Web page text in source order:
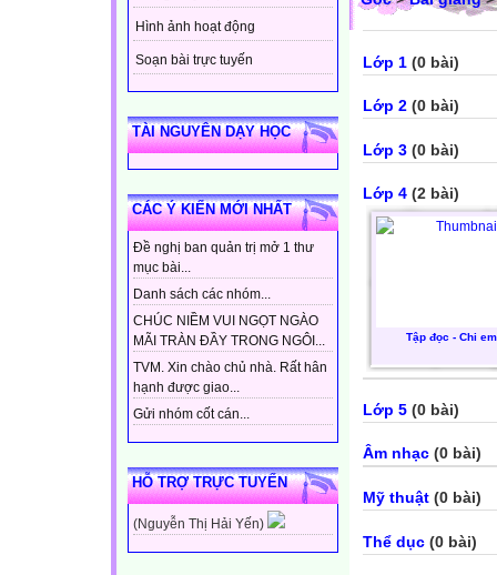
Hình ảnh hoạt động
Soạn bài trực tuyến
TÀI NGUYÊN DẠY HỌC
CÁC Ý KIẾN MỚI NHẤT
Đề nghị ban quản trị mở 1 thư
mục bài...
Danh sách các nhóm...
CHÚC NIỀM VUI NGỌT NGÀO
MÃI TRÀN ĐẦY TRONG NGÔI...
TVM. Xin chào chủ nhà. Rất hân
hạnh được giao...
Gửi nhóm cốt cán...
HỖ TRỢ TRỰC TUYẾN
(Nguyễn Thị Hải Yến)
Lớp 1 (0 bài)
Lớp 2 (0 bài)
Lớp 3 (0 bài)
Lớp 4 (2 bài)
Tập đọc - Chi
Lớp 5 (0 bài)
Âm nhạc (0 bài)
Mỹ thuật (0 bài)
Thể dục (0 bài)